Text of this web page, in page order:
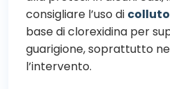
consigliare l’uso di
base di clorexidina per
guarigione, soprattutto
l’intervento.